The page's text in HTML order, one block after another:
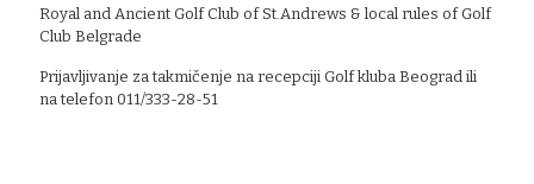
Royal and Ancient Golf Club of St.Andrews & local rules of Golf
Club Belgrade
Prijavljivanje za takmičenje na recepciji Golf kluba Beograd ili
na telefon 011/333-28-51